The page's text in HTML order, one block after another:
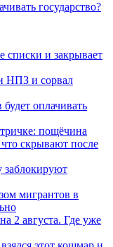
государство?
и закрывает
НПЗ и сорвал
оплачивать
пощёчина
скрывают после
заблокируют
мигрантов в
2 августа. Где уже